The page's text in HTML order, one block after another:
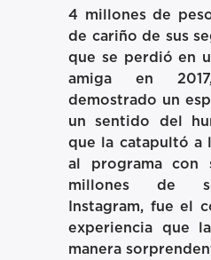
4 millones de
de cariño de sus
que se perdió en
amiga en
demostrado un
un sentido del
que la catapultó a
al programa con
millones de
Instagram, fue el
experiencia que
manera